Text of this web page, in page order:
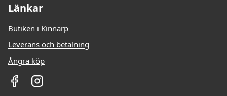
Länkar
Butiken i Kinnarp
Leverans och betalning
Ångra köp